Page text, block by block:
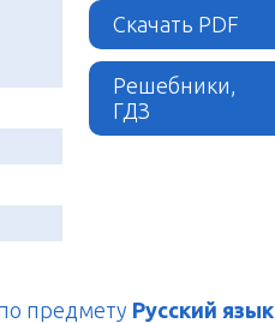
Скачать PDF
Решебники,
ГДЗ
предмету Русский язык